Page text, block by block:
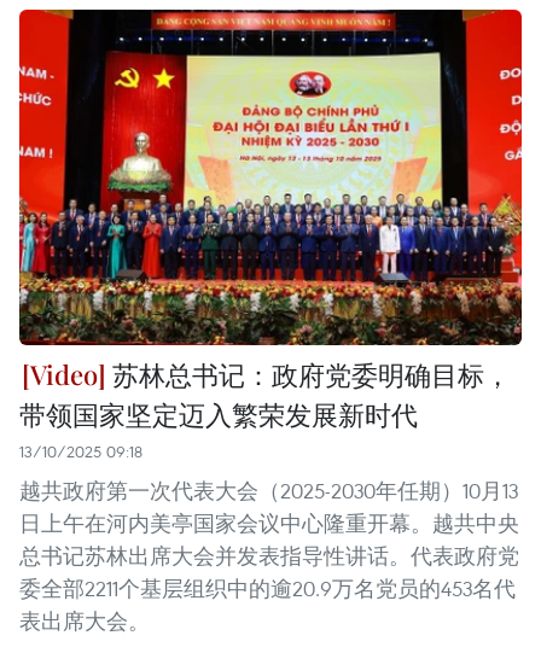
苏林总书记：政府党委明确目标，
带领国家坚定迈入繁荣发展新时代
13/10/2025 09:18
越共政府第一次代表大会（2025-2030年任期）10月13
日上午在河内美亭国家会议中心隆重开幕。越共中央
总书记苏林出席大会并发表指导性讲话。代表政府党
委全部2211个基层组织中的逾20.9万名党员的453名代
表出席大会。